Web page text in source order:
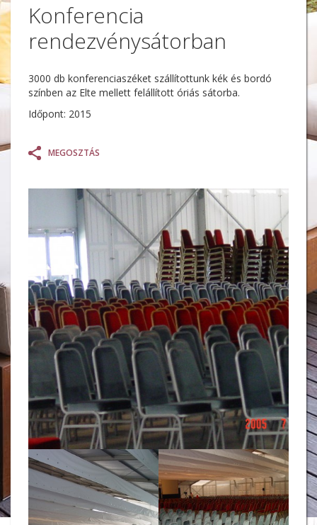
Konferencia
rendezvénysátorban
3000 db konferenciaszéket szállítottunk kék és bordó
színben az Elte mellett felállított óriás sátorba.
Időpont: 2015
MEGOSZTÁS